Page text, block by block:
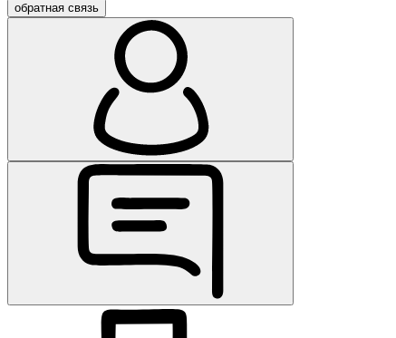
обратная связь